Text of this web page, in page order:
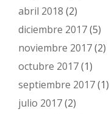
abril 2018 (2)
diciembre 2017(5)
noviembre 2017(2)
octubre 2017(1)
septiembre 2017(1)
julio 2017(2)